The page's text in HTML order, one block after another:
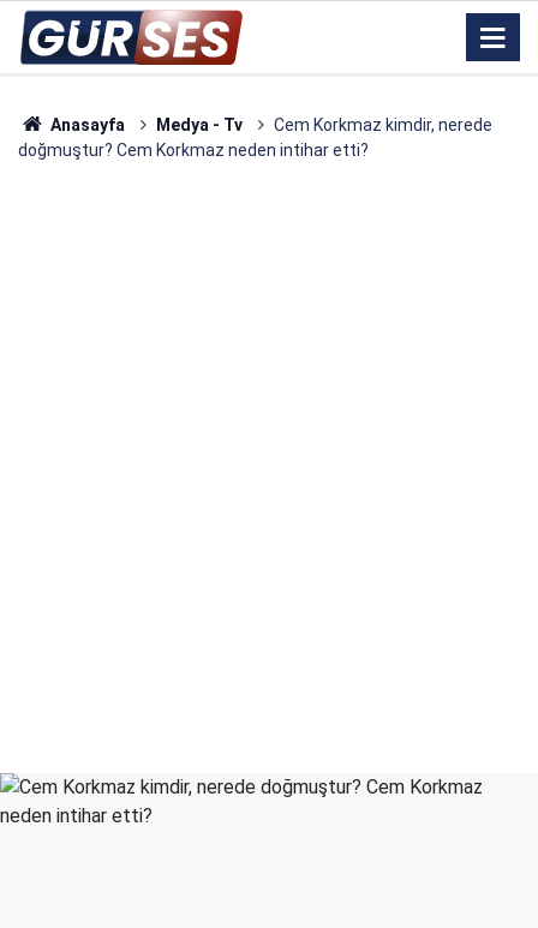
Anasayfa Medya - Tv
Cem Korkmaz kimdir, nerede
doğmuştur? Cem Korkmaz neden intihar etti?